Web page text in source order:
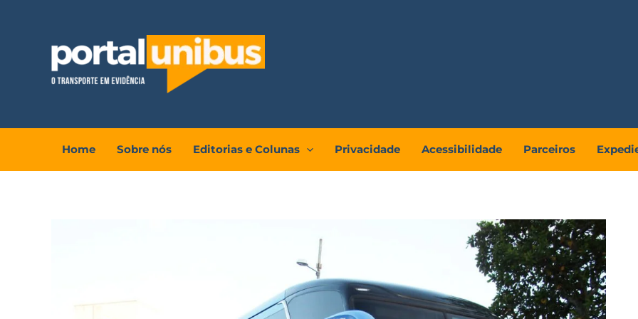
conteúdo
Home Sobre nós Editorias e Colunas Privacidade Acessibilidade Parceiros